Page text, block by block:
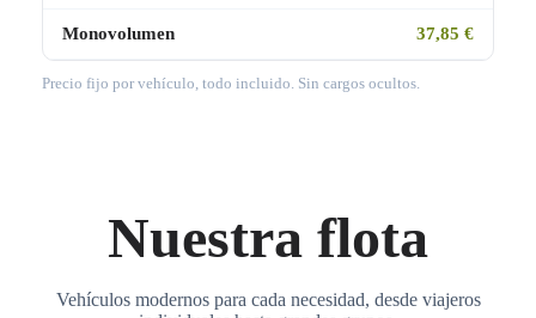
Monovolumen 37,85 €
Precio fijo por vehículo, todo incluido. Sin cargos ocultos.
Nuestra flota
Vehículos modernos para cada necesidad, desde viajeros